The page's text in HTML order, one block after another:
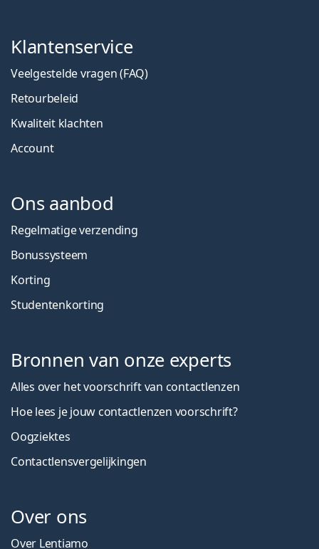
Klantenservice
Veelgestelde vragen (FAQ)
Retourbeleid
Kwaliteit klachten
Account
Ons aanbod
Regelmatige verzending
Bonussysteem
Korting
Studentenkorting
Bronnen van onze experts
Alles over het voorschrift van contactlenzen
Hoe lees je jouw contactlenzen voorschrift?
Oogziektes
Contactlensvergelijkingen
Over ons
Over Lentiamo